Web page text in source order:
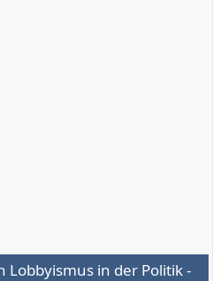
in der Politik -